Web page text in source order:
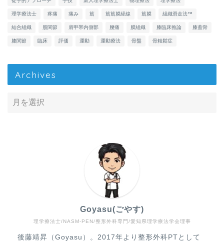
理学療法士 疼痛 痛み 筋 筋筋膜経線 筋膜 組織滑走法™
結合組織 股関節 肩甲帯内側部 腰痛 膜組織 膝臨床推論 膝蓋骨
膝関節 臨床 評価 運動 運動療法 骨盤 骨粗鬆症
Archives
理学療法士/NASM-PEN/整形外科専門/愛知県理学療法学会理事
Goyasu(ごやす)
後藤靖昇（Goyasu）。2017年より整形外科PTとして